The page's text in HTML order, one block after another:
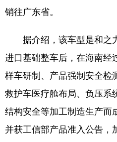
销往广东省。
据介绍，该车型是和之
进口基础整车后，在海南经
样车研制、产品强制安全检
救护车医疗舱布局、负压系
结构安全等加工制造生产而
并获工信部产品准入公告，